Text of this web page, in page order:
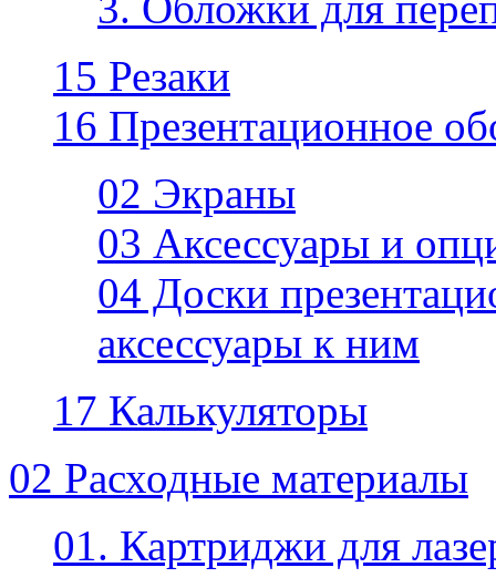
15 Резаки
16 Презентационное
02 Экраны
03 Аксессуары и
04 Доски
аксессуары к ним
17 Калькуляторы
02 Расходные материалы
01. Картриджи для